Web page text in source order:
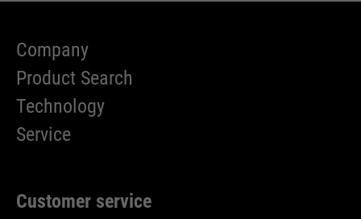
Company
Product Search
Technology
Service
Customer service